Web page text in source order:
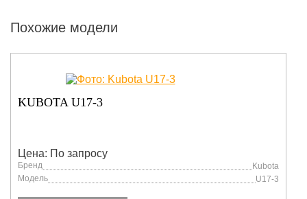
Похожие модели
KUBOTA U17-3
Цена: По запросу
Бренд
Kubota
Модель
U17-3